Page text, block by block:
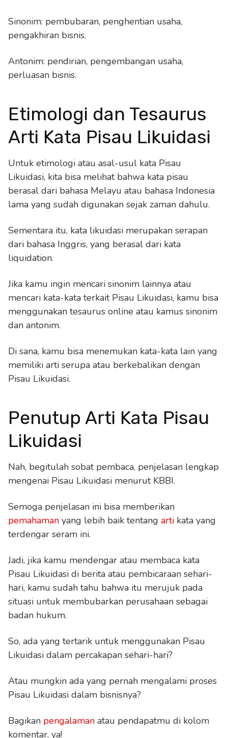
Sinonim: pembubaran, penghentian usaha,
pengakhiran bisnis.
Antonim: pendirian, pengembangan usaha,
perluasan bisnis.
Etimologi dan Tesaurus
Arti Kata Pisau Likuidasi
Untuk etimologi atau asal-usul kata Pisau
Likuidasi, kita bisa melihat bahwa kata pisau
berasal dari bahasa Melayu atau bahasa Indonesia
lama yang sudah digunakan sejak zaman dahulu.
Sementara itu, kata likuidasi merupakan serapan
dari bahasa Inggris, yang berasal dari kata
liquidation.
Jika kamu ingin mencari sinonim lainnya atau
mencari kata-kata terkait Pisau Likuidasi, kamu bisa
menggunakan tesaurus online atau kamus sinonim
dan antonim.
Di sana, kamu bisa menemukan kata-kata lain yang
memiliki arti serupa atau berkebalikan dengan
Pisau Likuidasi.
Penutup Arti Kata Pisau
Likuidasi
Nah, begitulah sobat pembaca, penjelasan lengkap
mengenai Pisau Likuidasi menurut KBBI.
Semoga penjelasan ini bisa memberikan
pemahaman yang lebih baik tentang arti kata yang
terdengar seram ini.
Jadi, jika kamu mendengar atau membaca kata
Pisau Likuidasi di berita atau pembicaraan sehari-
hari, kamu sudah tahu bahwa itu merujuk pada
situasi untuk membubarkan perusahaan sebagai
badan hukum.
So, ada yang tertarik untuk menggunakan Pisau
Likuidasi dalam percakapan sehari-hari?
Atau mungkin ada yang pernah mengalami proses
Pisau Likuidasi dalam bisnisnya?
Bagikan pengalaman atau pendapatmu di kolom
komentar, ya!